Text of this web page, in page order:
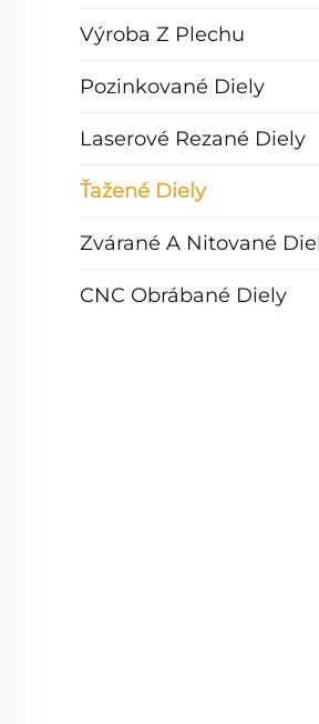
Výroba Z Plechu
Pozinkované Diely
Laserové Rezané Diely
Ťažené Diely
Zvárané A Nitované
CNC Obrábané Diely